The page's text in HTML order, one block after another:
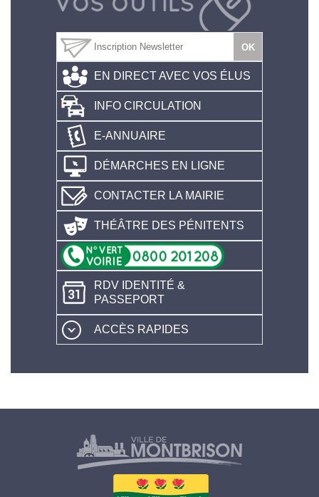
EN DIRECT AVEC VOS ÉLUS
INFO CIRCULATION
E-ANNUAIRE
DÉMARCHES EN LIGNE
CONTACTER LA MAIRIE
THÉÂTRE DES PÉNITENTS
RDV IDENTITÉ &
PASSEPORT
ACCÈS RAPIDES